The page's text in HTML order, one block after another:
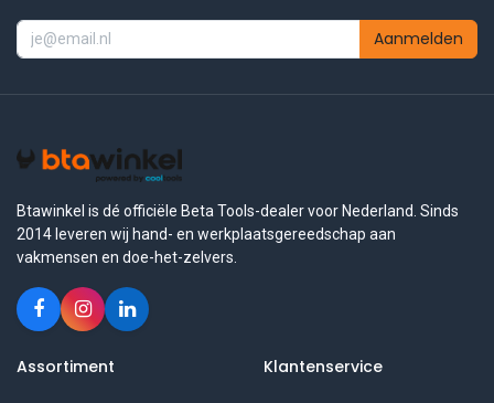
Aanmelden
Btawinkel is dé officiële Beta Tools-dealer voor Nederland. Sinds
2014 leveren wij hand- en werkplaatsgereedschap aan
vakmensen en doe-het-zelvers.
Assortiment Klantenservice